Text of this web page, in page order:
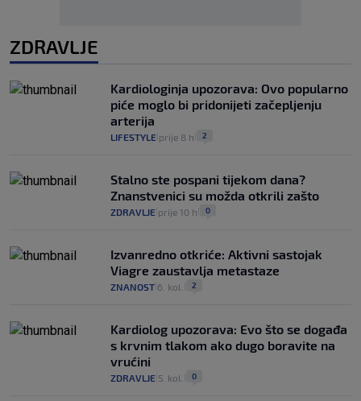
ZDRAVLJE
Kardiologinja upozorava: Ovo popularno
piće moglo bi pridonijeti začepljenju
arterija
LIFESTYLE prije 8 h 2
Stalno ste pospani tijekom dana?
Znanstvenici su možda otkrili zašto
ZDRAVLJE prije 10 h 0
Izvanredno otkriće: Aktivni sastojak
Viagre zaustavlja metastaze
ZNANOST 6. kol. 2
Kardiolog upozorava: Evo što se događa
s krvnim tlakom ako dugo boravite na
vrućini
ZDRAVLJE 5. kol. 0